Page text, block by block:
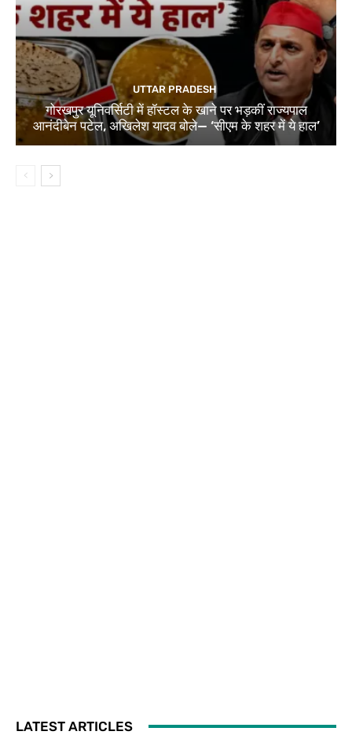
UTTAR PRADESH
गोरखपुर यूनिवर्सिटी में हॉस्टल के खाने पर भड़कीं राज्यपाल
आनंदीबेन पटेल, अखिलेश यादव बोले— ‘सीएम के शहर में ये हाल’
LATEST ARTICLES